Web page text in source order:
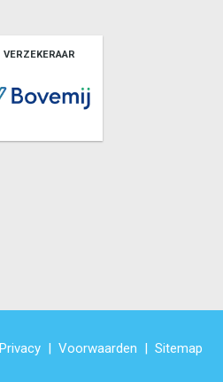
VERZEKERAAR
Privacy Voorwaarden Sitemap